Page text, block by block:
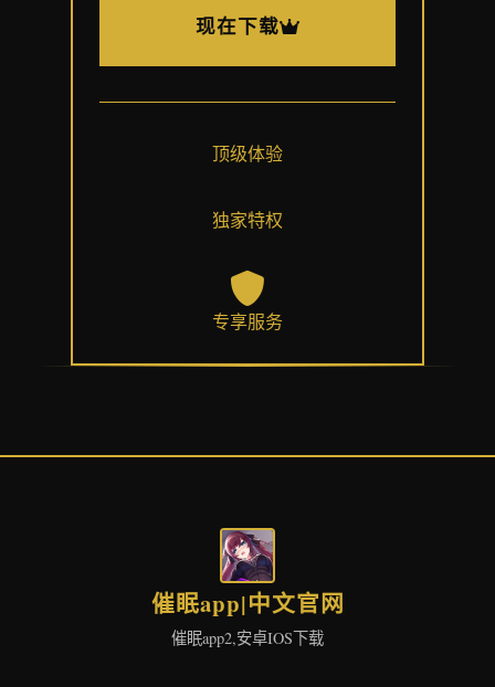
现在下载
顶级体验
独家特权
专享服务
催眠app|中文官网
催眠app2,安卓IOS下载